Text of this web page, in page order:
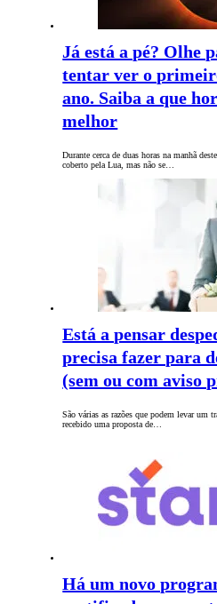
Já está a pé? Olhe
tentar ver o
ano. Saiba a que
melhor
Durante cerca de duas horas na manhã
coberto pela Lua, mas não se…
Está a pensar
precisa fazer para
(sem ou com aviso
São várias as razões que podem levar um
recebido uma proposta de…
Há um novo